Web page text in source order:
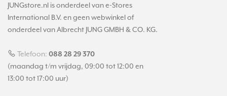
JUNGstore.nl is onderdeel van e-Stores
International B.V. en geen webwinkel of
onderdeel van Albrecht JUNG GMBH & CO. KG.
Telefoon: 088 28 29 370
(maandag t/m vrijdag, 09:00 tot 12:00 en
13:00 tot 17:00 uur)